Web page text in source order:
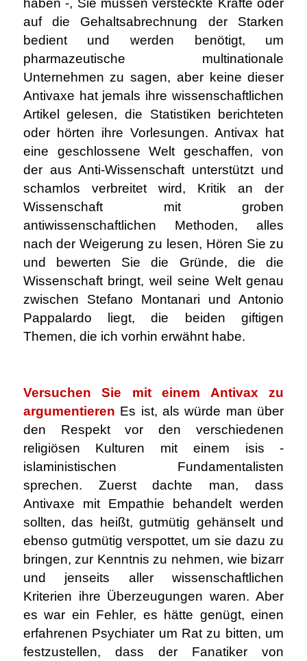
haben -, Sie müssen versteckte Kräfte oder
auf die Gehaltsabrechnung der Starken
bedient und werden benötigt, um
pharmazeutische multinationale
Unternehmen zu sagen, aber keine dieser
Antivaxe hat jemals ihre wissenschaftlichen
Artikel gelesen, die Statistiken berichteten
oder hörten ihre Vorlesungen. Antivax hat
eine geschlossene Welt geschaffen, von
der aus Anti-Wissenschaft unterstützt und
schamlos verbreitet wird, Kritik an der
Wissenschaft mit groben
antiwissenschaftlichen Methoden, alles
nach der Weigerung zu lesen, Hören Sie zu
und bewerten Sie die Gründe, die die
Wissenschaft bringt, weil seine Welt genau
zwischen Stefano Montanari und Antonio
Pappalardo liegt, die beiden giftigen
Themen, die ich vorhin erwähnt habe.
Versuchen Sie mit einem Antivax zu
argumentieren Es ist, als würde man über
den Respekt vor den verschiedenen
religiösen Kulturen mit einem isis -
islaministischen Fundamentalisten
sprechen. Zuerst dachte man, dass
Antivaxe mit Empathie behandelt werden
sollten, das heißt, gutmütig gehänselt und
ebenso gutmütig verspottet, um sie dazu zu
bringen, zur Kenntnis zu nehmen, wie bizarr
und jenseits aller wissenschaftlichen
Kriterien ihre Überzeugungen waren. Aber
es war ein Fehler, es hätte genügt, einen
erfahrenen Psychiater um Rat zu bitten, um
festzustellen, dass der Fanatiker von